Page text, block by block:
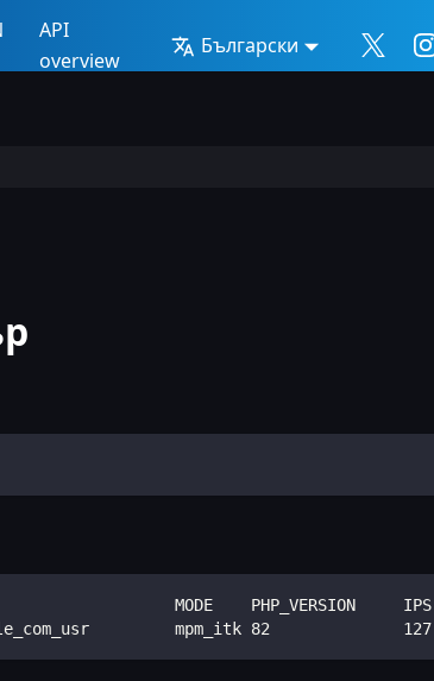
API
overview
Български
MODE    PHP_VERSION     IPS
mpm_itk 82              127.0.0.1